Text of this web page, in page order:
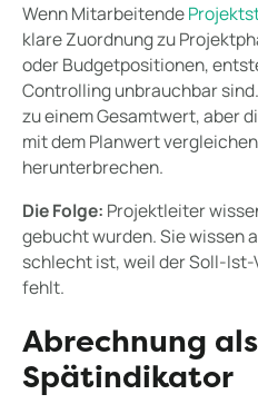
Wenn Mitarbeitende
klare Zuordnung zu
oder Budgetpositionen,
Controlling unbrauchbar
zu einem Gesamtwert, aber
mit dem Planwert
herunterbrechen.
Die Folge: Projektleiter
gebucht wurden. Sie wissen
schlecht ist, weil der Soll-
fehlt.
Abrechnung als
Spätindikator